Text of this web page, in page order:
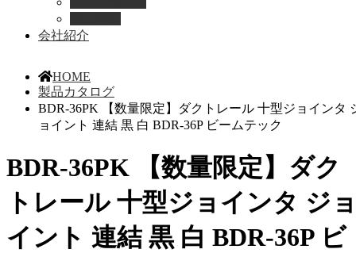
会社紹介
HOME
製品カタログ
BDR-36PK 【数量限定】ダクトレール 十型ジョインタ
ョイント 連結 黒 白 BDR-36P ビームテック
BDR-36PK 【数量限定】ダク
トレール 十型ジョインタ ジ
イント 連結 黒 白 BDR-36P ビ